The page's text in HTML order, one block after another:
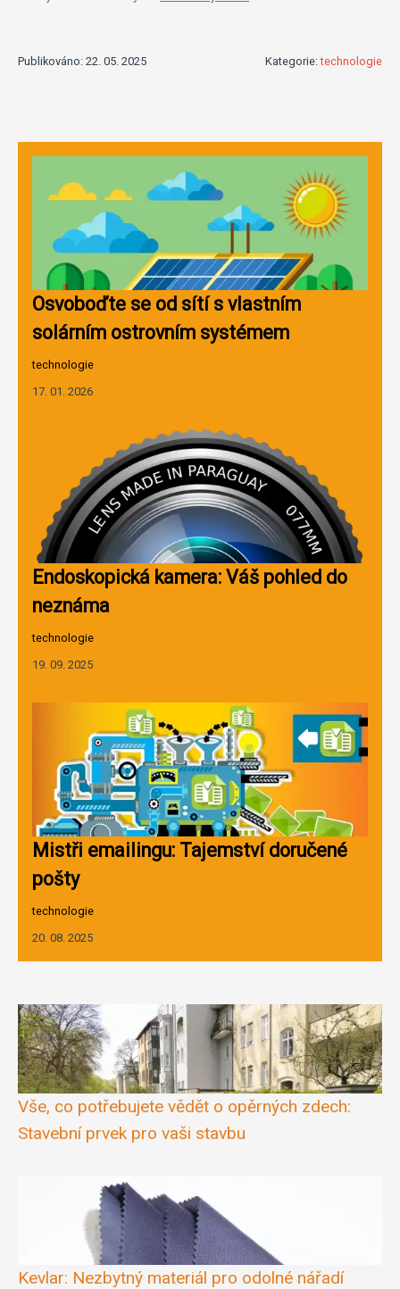
Publikováno: 22. 05. 2025 Kategorie:technologie
Osvoboďte se od sítí s vlastním
solárním ostrovním systémem
technologie
17. 01. 2026
Endoskopická kamera: Váš pohled do
neznáma
technologie
19. 09. 2025
Mistři emailingu: Tajemství doručené
pošty
technologie
20. 08. 2025
Vše, co potřebujete vědět o opěrných zdech:
Stavební prvek pro vaši stavbu
Kevlar: Nezbytný materiál pro odolné nářadí